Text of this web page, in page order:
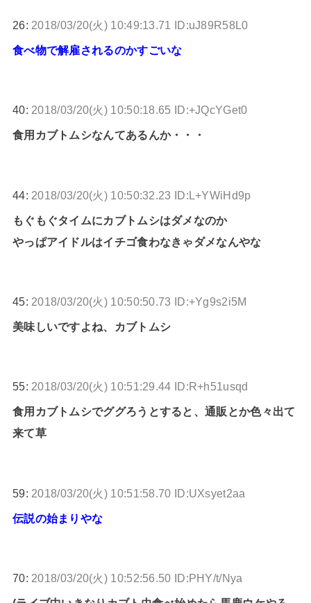
26: 2018/03/20(火) 10:49:13.71 ID:uJ89R58L0
食べ物で解雇されるのかすごいな
40: 2018/03/20(火) 10:50:18.65 ID:+JQcYGet0
食用カブトムシなんてあるんか・・・
44: 2018/03/20(火) 10:50:32.23 ID:L+YWiHd9p
もぐもぐタイムにカブトムシはダメなのか
やっぱアイドルはイチゴ食わなきゃダメなんやな
45: 2018/03/20(火) 10:50:50.73 ID:+Yg9s2i5M
美味しいですよね、カブトムシ
55: 2018/03/20(火) 10:51:29.44 ID:R+h51usqd
食用カブトムシでググろうとすると、通販とか色々出て
来て草
59: 2018/03/20(火) 10:51:58.70 ID:UXsyet2aa
伝説の始まりやな
70: 2018/03/20(火) 10:52:56.50 ID:PHY/t/Nya